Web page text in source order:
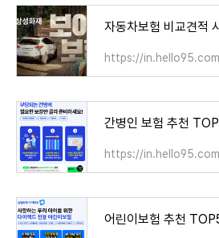
https://in.hello95.com
https://in.hello95.com
어린이보험 추천